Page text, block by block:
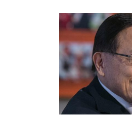
文章，我們得以重新
灣發展的重要人物